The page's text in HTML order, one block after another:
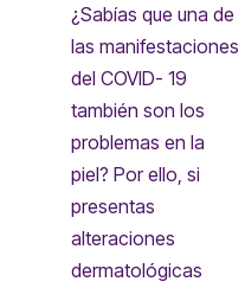
¿Sabías que una de
las manifestaciones
del COVID- 19
también son los
problemas en la
piel? Por ello, si
presentas
alteraciones
dermatológicas